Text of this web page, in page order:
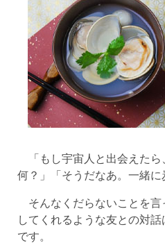
「もし宇宙人と出会えたら
何？」「そうだなあ。一緒に
そんなくだらないことを言
してくれるような友との対
です。